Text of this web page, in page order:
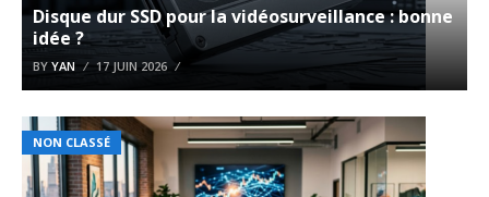
Disque dur SSD pour la vidéosurveillance : bonne
idée ?
BY YAN 17 JUIN 2026
NON CLASSÉ